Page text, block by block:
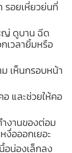
รอยเหี่ยวย่นที่
ดูบาน ฉีด
เวลายิ้มหรือ
เห็นกรอบหน้า
และช่วยให้คอ
งานของต่อม
งื่อออกเยอะ
อน่องเล็กลง